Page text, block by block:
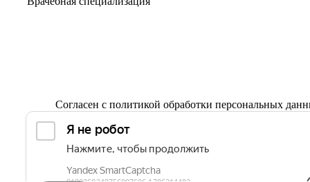
Согласен с политикой обработки персональных